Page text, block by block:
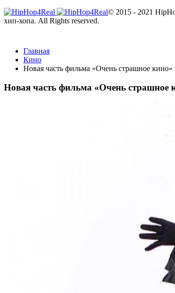
Главная
Кино
Новая часть фильма «Очень страшное
Новая часть фильма «Очень страшное
© 2015 - 2021
хип-хопа. All Rights reserved.